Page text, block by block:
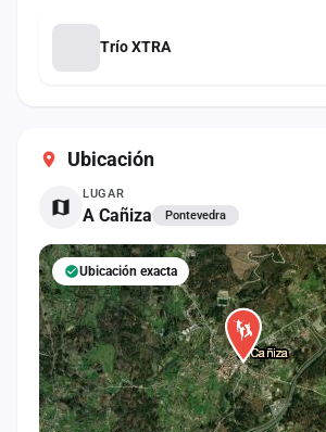
Ubicación
LUGAR
A Cañiza Pontevedra
Ubicación exacta
Trío XTRA